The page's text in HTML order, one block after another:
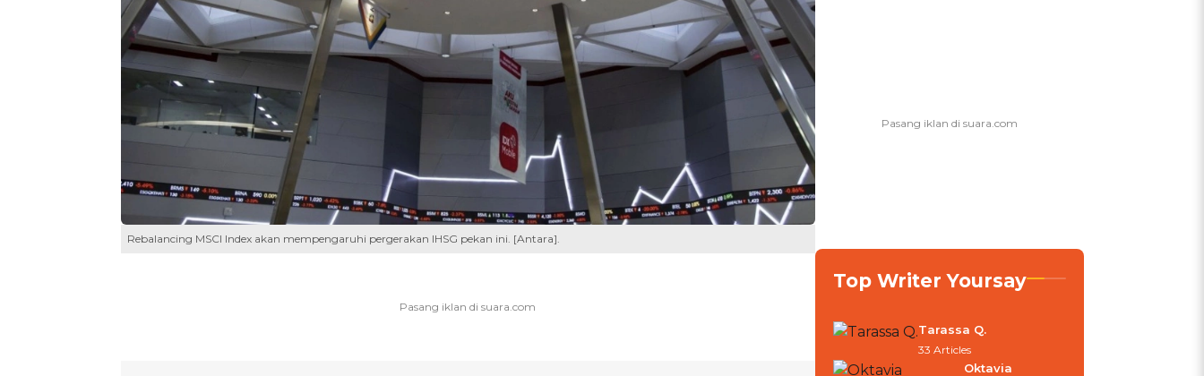
Rebalancing MSCI Index akan mempengaruhi pergerakan IHSG pekan ini. [Antara].
Top Writer Yoursay
Tarassa Q.
33 Articles
Oktavia